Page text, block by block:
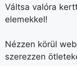
Váltsa valóra
elemekkel!
Nézzen körül
szerezzen